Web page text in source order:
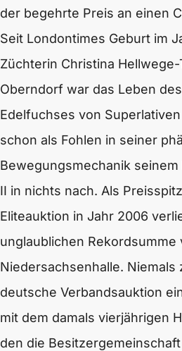
der begehrte Preis an einen
Seit Londontimes Geburt im
Züchterin Christina
Oberndorf war das Leben
Edelfuchses von
schon als Fohlen in seiner
Bewegungsmechanik
II in nichts nach. Als
Eliteauktion in Jahr 2006
unglaublichen Rekordsumme
Niedersachsenhalle.
deutsche Verbandsauktion
mit dem damals vierjährigen
den die